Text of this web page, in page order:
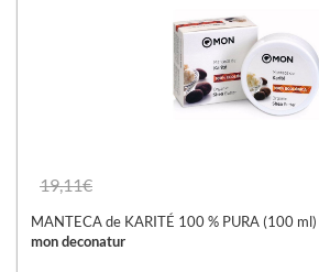
19,11€
MANTECA de KARITÉ 100 % PURA (100 ml)
mon deconatur